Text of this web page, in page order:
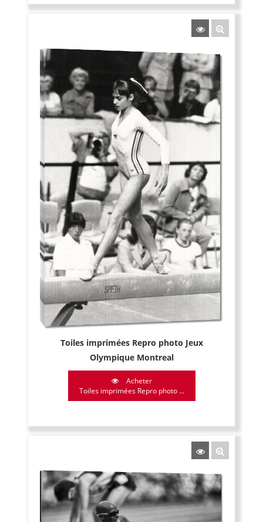
Toiles imprimées Repro photo Jeux
Olympique Montreal
Acheter
Toiles imprimées Repro photo ...